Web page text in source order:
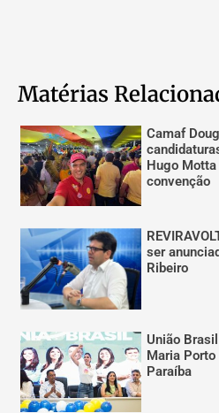
Matérias
Camaf
Hugo
convenção
ser
Ribeiro
União
Maria Porto
Paraíba